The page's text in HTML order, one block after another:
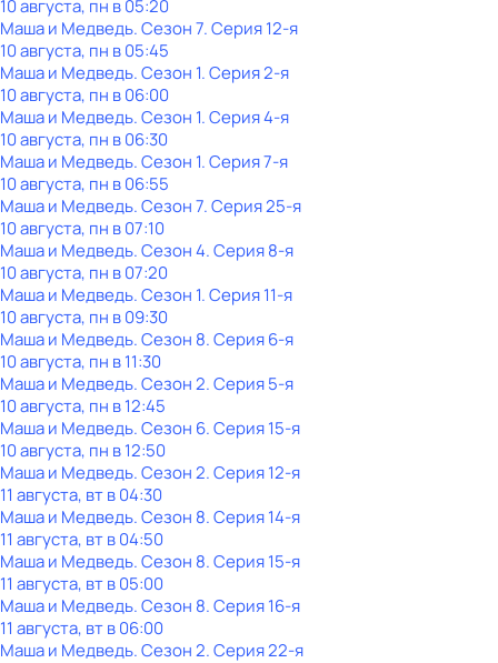
10 августа, пн в 05:20
Маша и Медведь. Сезон 7. Серия 12-я
10 августа, пн в 05:45
Маша и Медведь. Сезон 1. Серия 2-я
10 августа, пн в 06:00
Маша и Медведь. Сезон 1. Серия 4-я
10 августа, пн в 06:30
Маша и Медведь. Сезон 1. Серия 7-я
10 августа, пн в 06:55
Маша и Медведь. Сезон 7. Серия 25-я
10 августа, пн в 07:10
Маша и Медведь. Сезон 4. Серия 8-я
10 августа, пн в 07:20
Маша и Медведь. Сезон 1. Серия 11-я
10 августа, пн в 09:30
Маша и Медведь. Сезон 8. Серия 6-я
10 августа, пн в 11:30
Маша и Медведь. Сезон 2. Серия 5-я
10 августа, пн в 12:45
Маша и Медведь. Сезон 6. Серия 15-я
10 августа, пн в 12:50
Маша и Медведь. Сезон 2. Серия 12-я
11 августа, вт в 04:30
Маша и Медведь. Сезон 8. Серия 14-я
11 августа, вт в 04:50
Маша и Медведь. Сезон 8. Серия 15-я
11 августа, вт в 05:00
Маша и Медведь. Сезон 8. Серия 16-я
11 августа, вт в 06:00
Маша и Медведь. Сезон 2. Серия 22-я